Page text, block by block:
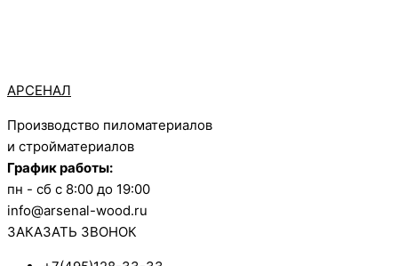
АРСЕНАЛ
Производство пиломатериалов
и стройматериалов
График работы:
пн - сб с 8:00 до 19:00
info@arsenal-wood.ru
ЗАКАЗАТЬ ЗВОНОК